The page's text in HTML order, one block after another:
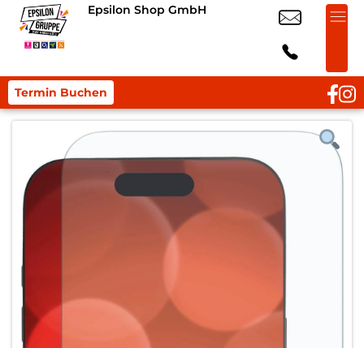
Epsilon Shop GmbH
Termin Buchen